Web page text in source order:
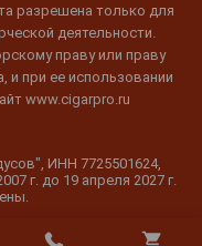
разрешена только для
деятельности.
праву или праву
и при ее использовании
www.cigarpro.ru
ИНН 7725501624,
г. до 19 апреля 2027 г.